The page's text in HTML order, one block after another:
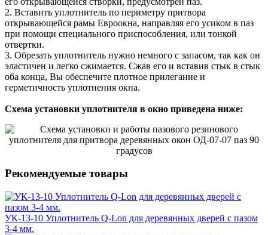
2. Вставить уплотнитель по периметру притвора
открывающейся рамы Евроокна, направляя его усиком в паз
при помощи специального приспособления, или тонкой
отвертки.
3. Обрезать уплотнитель нужно немного с запасом, так как он
эластичен и легко сжимается. Сжав его и вставив стык в стык
оба конца, Вы обеспечите плотное прилегание и
герметичность уплотнения окна.
Схема установки уплотнителя в окно приведена ниже:
Рекомендуемые товары
УК-13-10 Уплотнитель Q-Lon для деревянных дверей с пазом
3-4 мм.